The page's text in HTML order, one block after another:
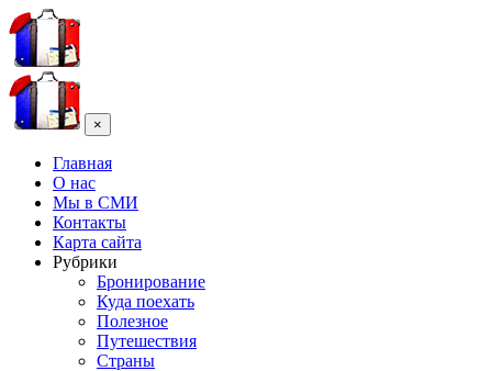
×
Главная
О нас
Мы в СМИ
Контакты
Карта сайта
Рубрики
Бронирование
Куда поехать
Полезное
Путешествия
Страны